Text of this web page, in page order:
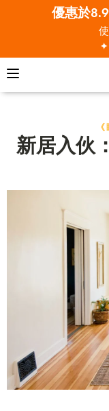
優惠於
✦
新居入伙